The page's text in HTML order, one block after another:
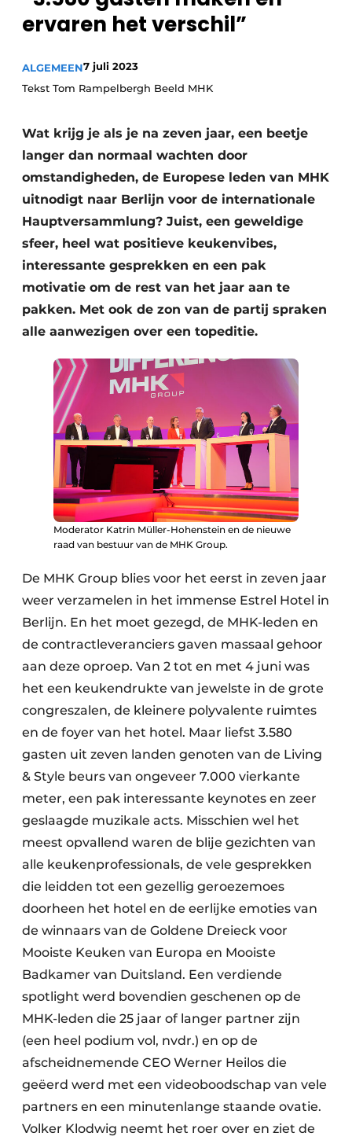
Privacy / Cookie statement
Vacature aanmelden
Video’s
ervaren het verschil”
ALGEMEEN7 juli 2023
Tekst Tom Rampelbergh Beeld MHK
Wat krijg je als je na zeven jaar, een beetje
langer dan normaal wachten door
omstandigheden, de Europese leden van MHK
uitnodigt naar Berlijn voor de internationale
Hauptversammlung? Juist, een geweldige
sfeer, heel wat positieve keukenvibes,
interessante gesprekken en een pak
motivatie om de rest van het jaar aan te
pakken. Met ook de zon van de partij spraken
alle aanwezigen over een topeditie.
Moderator Katrin Müller-Hohenstein en de nieuwe
raad van bestuur van de MHK Group.
De MHK Group blies voor het eerst in zeven jaar
weer verzamelen in het immense Estrel Hotel in
Berlijn. En het moet gezegd, de MHK-leden en
de contractleveranciers gaven massaal gehoor
aan deze oproep. Van 2 tot en met 4 juni was
het een keukendrukte van jewelste in de grote
congreszalen, de kleinere polyvalente ruimtes
en de foyer van het hotel. Maar liefst 3.580
gasten uit zeven landen genoten van de Living
& Style beurs van ongeveer 7.000 vierkante
meter, een pak interessante keynotes en zeer
geslaagde muzikale acts. Misschien wel het
meest opvallend waren de blije gezichten van
alle keukenprofessionals, de vele gesprekken
die leidden tot een gezellig geroezemoes
doorheen het hotel en de eerlijke emoties van
de winnaars van de Goldene Dreieck voor
Mooiste Keuken van Europa en Mooiste
Badkamer van Duitsland. Een verdiende
spotlight werd bovendien geschenen op de
MHK-leden die 25 jaar of langer partner zijn
(een heel podium vol, nvdr.) en op de
afscheidnemende CEO Werner Heilos die
geëerd werd met een videoboodschap van vele
partners en een minutenlange staande ovatie.
Volker Klodwig neemt het roer over en ziet de